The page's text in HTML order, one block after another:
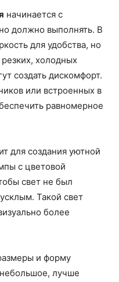
начинается с
должно выполнять. В
для удобства, но
холодных
создать дискомфорт.
или встроенных в
равномерное
для создания уютной
с цветовой
свет не был
Такой свет
более
и форму
лучше